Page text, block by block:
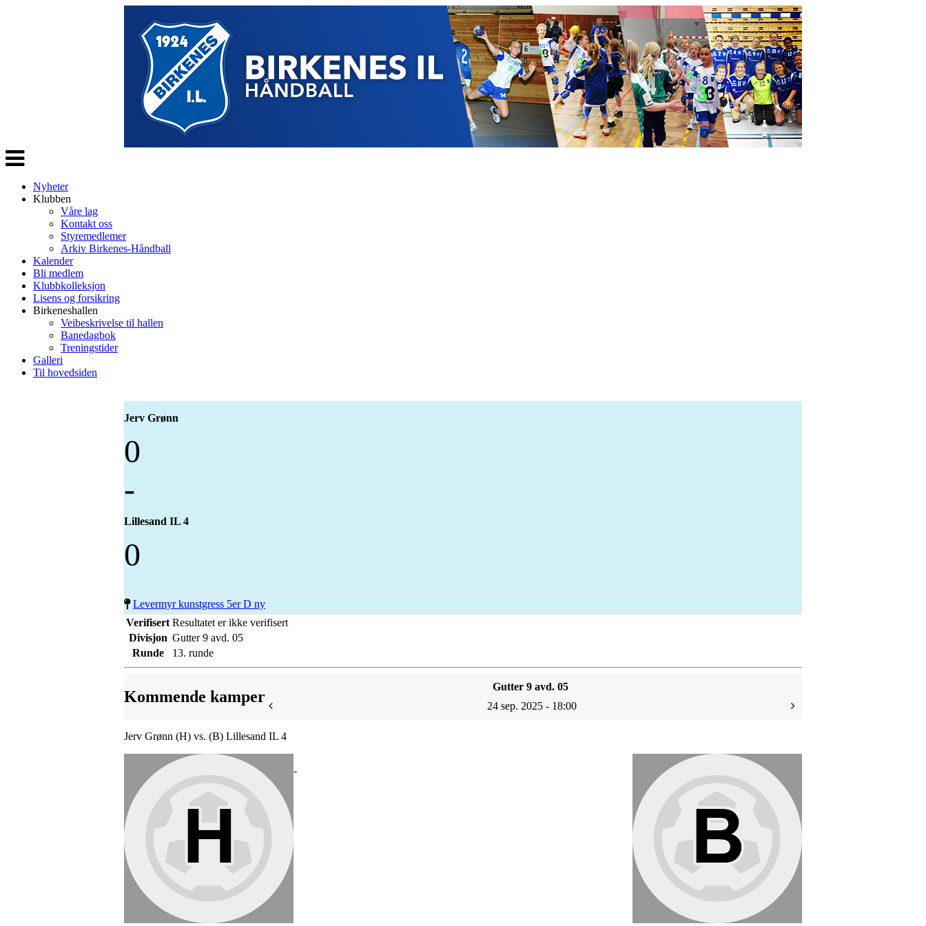
Veksle
navigasjon
Nyheter
Klubben
Våre lag
Kontakt oss
Styremedlemer
Arkiv Birkenes-Håndball
Kalender
Bli medlem
Klubbkolleksjon
Lisens og forsikring
Birkeneshallen
Veibeskrivelse til hallen
Banedagbok
Treningstider
Galleri
Til hovedsiden
Jerv Grønn
0
-
Lillesand IL 4
0
Levermyr kunstgress 5er D ny
Verifisert Resultatet er ikke verifisert
Divisjon Gutter 9 avd. 05
Runde
13. runde
Kommende kamper
Gutter 9 avd. 05
24 sep. 2025 - 18:00
Jerv Grønn (H) vs. (B) Lillesand IL 4
-